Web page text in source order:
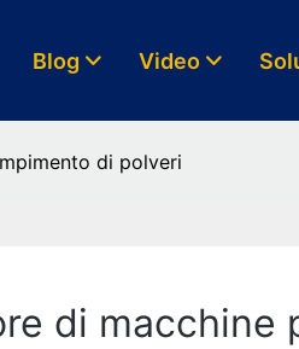
Blog Video
di polveri
di macchine